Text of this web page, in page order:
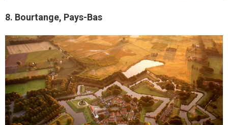
8. Bourtange, Pays-Bas